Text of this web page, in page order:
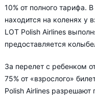
10% от полного тарифа.
находится на коленях у
LOT Polish Airlines
предоставляется
За перелет с ребенком
75% от «взрослого»
Polish Airlines